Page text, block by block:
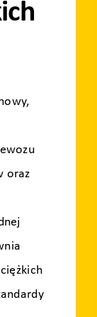
oraz